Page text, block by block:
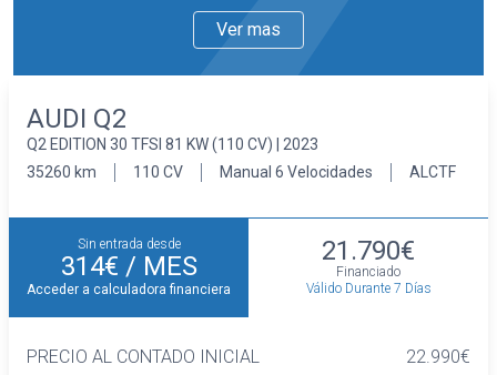
desempañable
Llantas delanteras y traseras en aluminio de
Faros con lente de superficie compleja,
bombilla LED y luz larga con bombilla LED
Pintura solida
Asientos de tela (material principal)
Asiento delantero del conductor y
Asientos traseros de tres plazas de tipo
Ver mas
AUDI Q2
Q2 EDITION 30 TFSI 81 KW (110 CV) | 2023
35260 km
110 CV Manual 6 Velocidades ALCTF
Sin entrada desde
314€ / MES
Acceder a calculadora financiera
21.790€
Financiado
Válido Durante 7 Días
PRECIO AL CONTADO INICIAL 22.990€